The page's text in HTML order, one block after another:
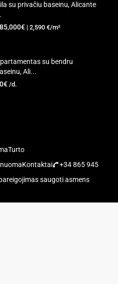
su privačiu baseinu, Alicante
| 2,590 €/m²
su bendru
Ali...
/d.
Turto
Kontaktai
+34 865 945
saugoti asmens